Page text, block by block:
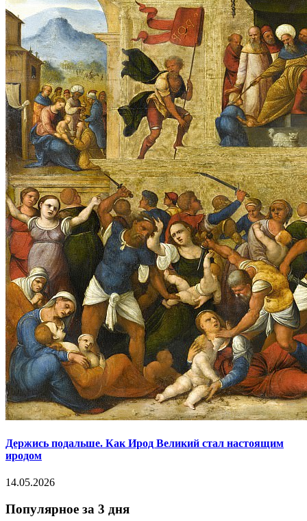
Держись подальше. Как Ирод Великий стал настоящим
иродом
14.05.2026
Популярное за 3 дня